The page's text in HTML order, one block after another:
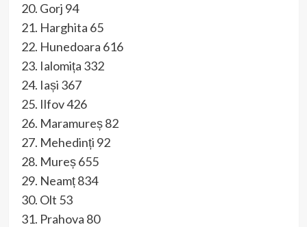
20. Gorj 94
21. Harghita 65
22. Hunedoara 616
23. Ialomița 332
24. Iași 367
25. Ilfov 426
26. Maramureș 82
27. Mehedinți 92
28. Mureș 655
29. Neamț 834
30. Olt 53
31. Prahova 80